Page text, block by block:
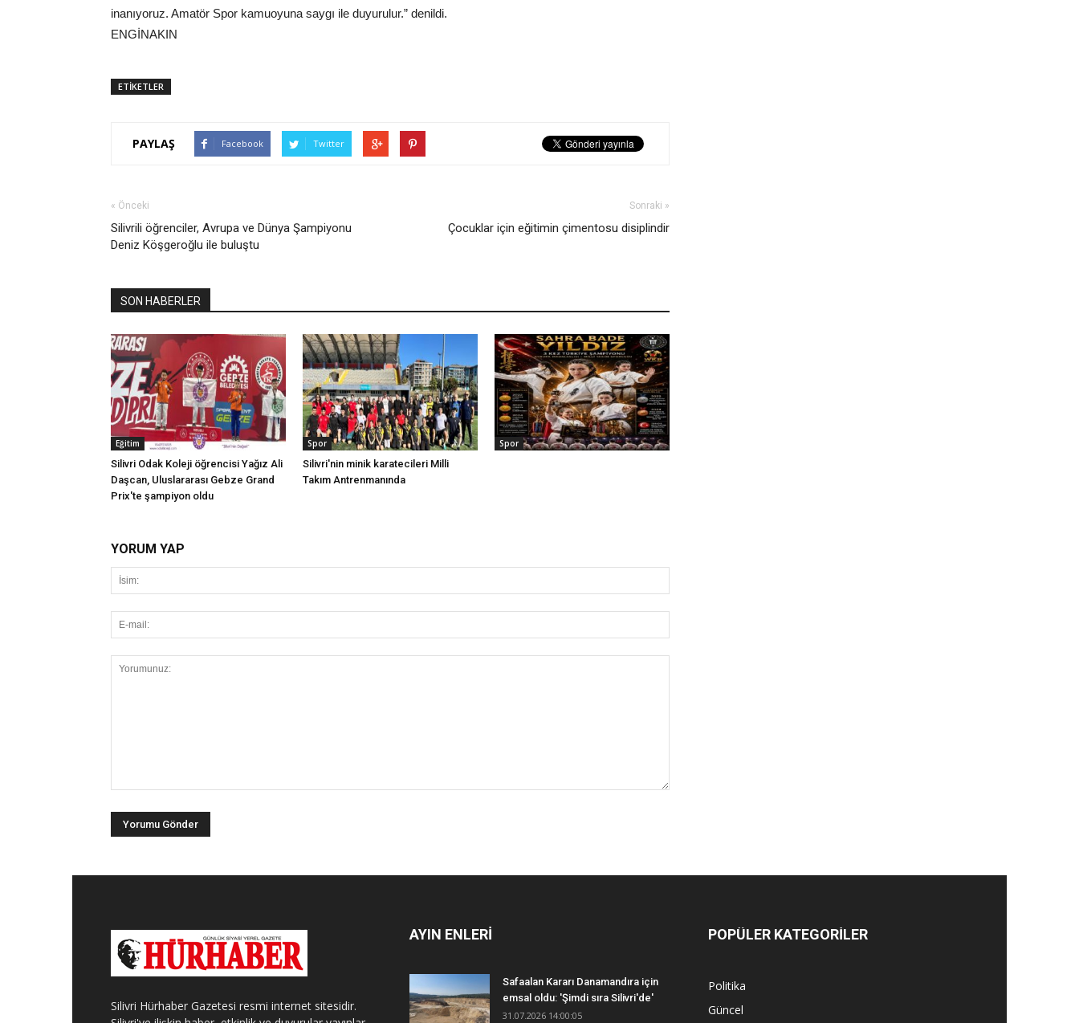
inanıyoruz. Amatör Spor kamuoyuna saygı ile duyurulur.” denildi.
ENGİNAKIN
ETİKETLER
PAYLAŞ Facebook Twitter
« Önceki
Silivrili öğrenciler, Avrupa ve Dünya Şampiyonu
Deniz Köşgeroğlu ile buluştu
Sonraki »
Çocuklar için eğitimin çimentosu disiplindir
SON HABERLER
Eğitim
Silivri Odak Koleji öğrencisi Yağız Ali
Daşcan, Uluslararası Gebze Grand
Prix'te şampiyon oldu
Spor
Silivri'nin minik karatecileri Milli
Takım Antrenmanında
Spor
YORUM YAP
Silivri Hürhaber Gazetesi resmi internet sitesidir.
AYIN ENLERİ
Safaalan Kararı Danamandıra için
emsal oldu: 'Şimdi sıra Silivri'de'
31.07.2026 14:00:05
POPÜLER KATEGORİLER
Politika
Güncel